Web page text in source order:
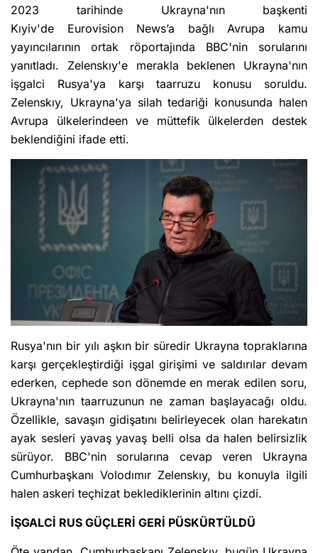
2023 tarihinde Ukrayna'nın başkenti
Kıyiv'de Eurovision News’a bağlı Avrupa kamu
yayıncılarının ortak röportajında BBC'nin sorularını
yanıtladı. Zelenskıy'e merakla beklenen Ukrayna'nın
işgalci Rusya'ya karşı taarruzu konusu soruldu.
Zelenskıy, Ukrayna'ya silah tedariği konusunda halen
Avrupa ülkelerindeen ve müttefik ülkelerden destek
beklendiğini ifade etti.
Rusya'nın bir yılı aşkın bir süredir Ukrayna topraklarına
karşı gerçekleştirdiği işgal girişimi ve saldırılar devam
ederken, cephede son dönemde en merak edilen soru,
Ukrayna'nın taarruzunun ne zaman başlayacağı oldu.
Özellikle, savaşın gidişatını belirleyecek olan harekatın
ayak sesleri yavaş yavaş belli olsa da halen belirsizlik
sürüyor. BBC'nin sorularına cevap veren Ukrayna
Cumhurbaşkanı Volodımır Zelenskıy, bu konuyla ilgili
halen askeri teçhizat beklediklerinin altını çizdi.
İŞGALCİ RUS GÜÇLERİ GERİ PÜSKÜRTÜLDÜ